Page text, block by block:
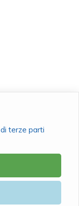
terze parti